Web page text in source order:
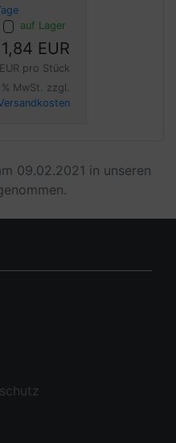
auf Lager
EUR
pro Stück
MwSt. zzgl.
09.02.2021 in unseren